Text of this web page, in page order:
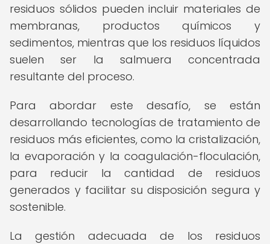
residuos sólidos pueden incluir materiales de
membranas, productos químicos y
sedimentos, mientras que los residuos líquidos
suelen ser la salmuera concentrada
resultante del proceso.
Para abordar este desafío, se están
desarrollando tecnologías de tratamiento de
residuos más eficientes, como la cristalización,
la evaporación y la coagulación-floculación,
para reducir la cantidad de residuos
generados y facilitar su disposición segura y
sostenible.
La gestión adecuada de los residuos